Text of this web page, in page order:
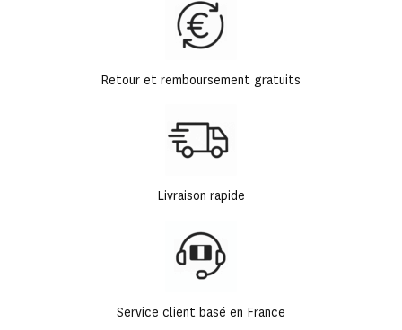
Retour et remboursement gratuits
Livraison rapide
Service client basé en France